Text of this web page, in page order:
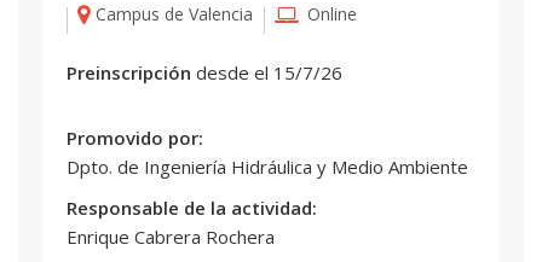
Campus de Valencia
Online
Preinscripción desde el 15/7/26
Promovido por:
Dpto. de Ingeniería Hidráulica y Medio Ambiente
Responsable de la actividad:
Enrique Cabrera Rochera